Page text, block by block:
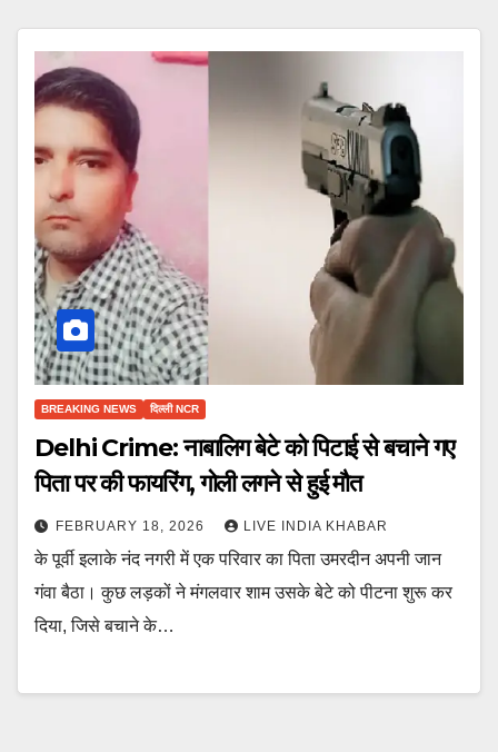
BREAKING NEWS दिल्ली NCR
Delhi Crime: नाबालिग बेटे को पिटाई से बचाने गए
पिता पर की फायरिंग, गोली लगने से हुई मौत
FEBRUARY 18, 2026 LIVE INDIA KHABAR
के पूर्वी इलाके नंद नगरी में एक परिवार का पिता उमरदीन अपनी जान
गंवा बैठा। कुछ लड़कों ने मंगलवार शाम उसके बेटे को पीटना शुरू कर
दिया, जिसे बचाने के…